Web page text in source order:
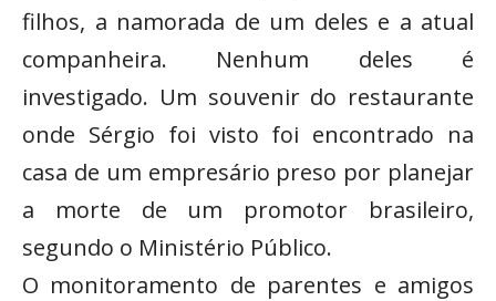
filhos, a namorada de um deles e a atual
companheira. Nenhum deles é
investigado. Um souvenir do restaurante
onde Sérgio foi visto foi encontrado na
casa de um empresário preso por planejar
a morte de um promotor brasileiro,
segundo o Ministério Público.
O monitoramento de parentes e amigos